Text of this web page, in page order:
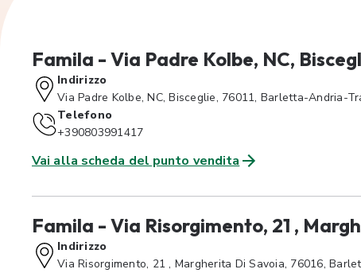
Famila - Via Padre Kolbe, NC,
Indirizzo
Via Padre Kolbe, NC, Bisceglie, 76011, Barletta-Andria-
Telefono
+390803991417
Vai alla scheda del punto vendita
Famila - Via Risorgimento, 21 ,
Indirizzo
Via Risorgimento, 21 , Margherita Di Savoia, 76016,